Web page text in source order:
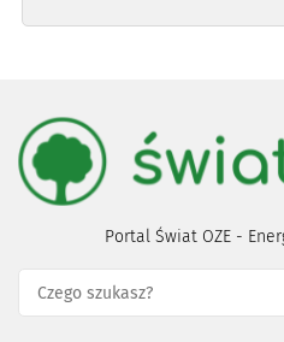
Portal Świat OZE -